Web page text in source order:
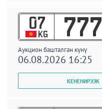
07
KG 777
Аукцион башталган күнү
06.08.2026 16:25